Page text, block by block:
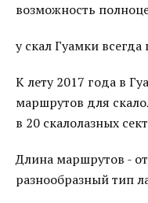
возможность
у скал Гуамки
К лету 2017 года в
маршрутов для
в 20 скалолазных
Длина маршрутов -
разнообразный тип